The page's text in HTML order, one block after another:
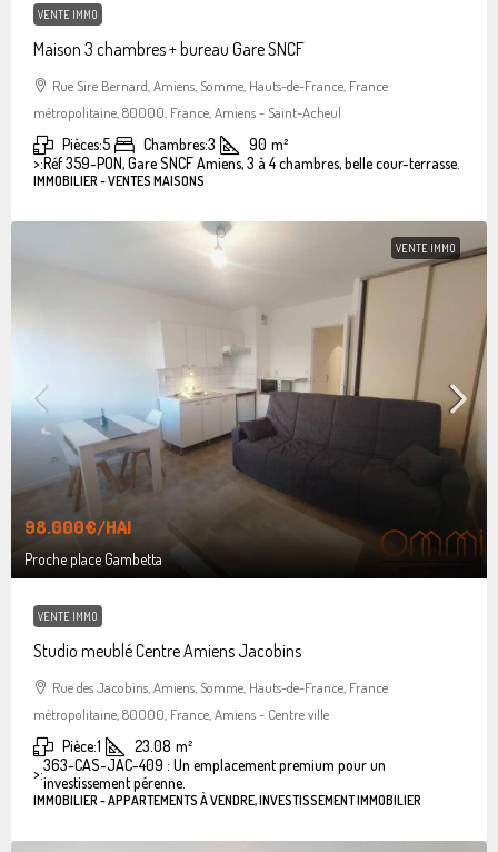
VENTE IMMO
Maison 3 chambres + bureau Gare SNCF
Rue Sire Bernard, Amiens, Somme, Hauts-de-France, France
métropolitaine, 80000, France, Amiens - Saint-Acheul
Pièces:5 Chambres:3 90 m²
>:Réf 359-PON, Gare SNCF Amiens, 3 à 4 chambres, belle cour-terrasse.
IMMOBILIER - VENTES MAISONS
VENTE IMMO
98.000€/HAI
Proche place Gambetta
VENTE IMMO
Studio meublé Centre Amiens Jacobins
Rue des Jacobins, Amiens, Somme, Hauts-de-France, France
métropolitaine, 80000, France, Amiens - Centre ville
Pièce:1 23.08 m²
>:363-CAS-JAC-409 : Un emplacement premium pour un
investissement pérenne.
IMMOBILIER - APPARTEMENTS À VENDRE, INVESTISSEMENT IMMOBILIER